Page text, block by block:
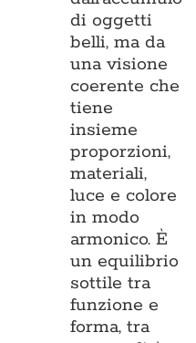
di oggetti
belli, ma da
una visione
coerente che
tiene
insieme
proporzioni,
materiali,
luce e colore
in modo
armonico. È
un equilibrio
sottile tra
funzione e
forma, tra